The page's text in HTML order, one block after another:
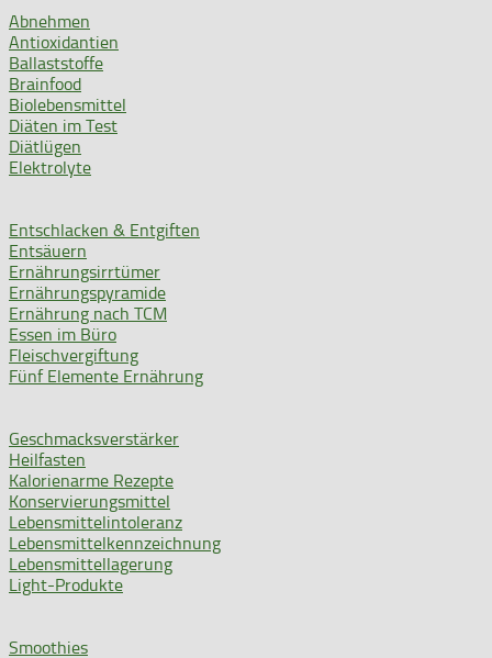
Abnehmen
Antioxidantien
Ballaststoffe
Brainfood
Biolebensmittel
Diäten im Test
Diätlügen
Elektrolyte
Entschlacken & Entgiften
Entsäuern
Ernährungsirrtümer
Ernährungspyramide
Ernährung nach TCM
Essen im Büro
Fleischvergiftung
Fünf Elemente Ernährung
Geschmacksverstärker
Heilfasten
Kalorienarme Rezepte
Konservierungsmittel
Lebensmittelintoleranz
Lebensmittelkennzeichnung
Lebensmittellagerung
Light-Produkte
Smoothies